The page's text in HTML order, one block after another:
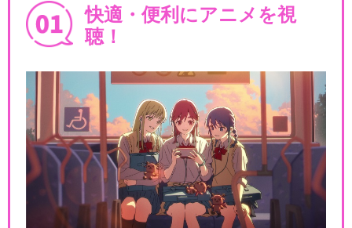
快適・便利にアニメを視
聴！